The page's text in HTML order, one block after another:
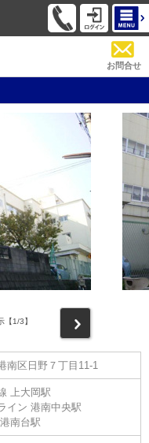
お問合せ
【1/3】
南区日野７丁目11-1
上大岡駅
イン 港南中央駅
南台駅